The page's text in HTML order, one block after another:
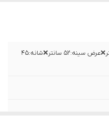
قد:۷۳ سانتر❌عرض سینه:۵۲ سانتر❌شانه:۴۵